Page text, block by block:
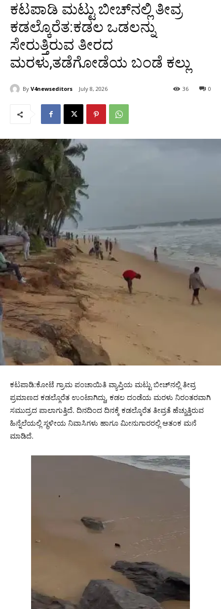
ಕಟಪಾಡಿ ಮಟ್ಟು ಬೀಚ್‌ನಲ್ಲಿ ತೀವ್ರ
ಕಡಲ್ಕೊರೆತ:ಕಡಲ ಒಡಲನ್ನು
ಸೇರುತ್ತಿರುವ ತೀರದ
ಮರಳು,ತಡೆಗೋಡೆಯ ಬಂಡೆ ಕಲ್ಲು
By V4newseditors July 8, 2026 0
36
ಕಟಪಾಡಿ:ಕೋಟೆ ಗ್ರಾಮ ಪಂಚಾಯಿತಿ ವ್ಯಾಪ್ತಿಯ ಮಟ್ಟು ಬೀಚ್‌ನಲ್ಲಿ ತೀವ್ರ
ಪ್ರಮಾಣದ ಕಡಲ್ಗೊರೆತ ಉಂಟಾಗಿದ್ದು, ಕಡಲ ದಂಡೆಯ ಮರಳು ನಿರಂತರವಾಗಿ
ಸಮುದ್ರದ ಪಾಲಾಗುತ್ತಿದೆ. ದಿನದಿಂದ ದಿನಕ್ಕೆ ಕಡಲ್ಕೊರೆತ ತೀವ್ರತೆ ಹೆಚ್ಚುತ್ತಿರುವ
ಹಿನ್ನೆಲೆಯಲ್ಲಿ ಸ್ಥಳೀಯ ನಿವಾಸಿಗಳು ಹಾಗೂ ಮೀನುಗಾರರಲ್ಲಿ ಆತಂಕ ಮನೆ
ಮಾಡಿದೆ.